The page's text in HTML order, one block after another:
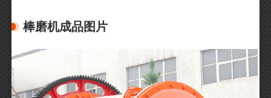
棒磨机成品图片